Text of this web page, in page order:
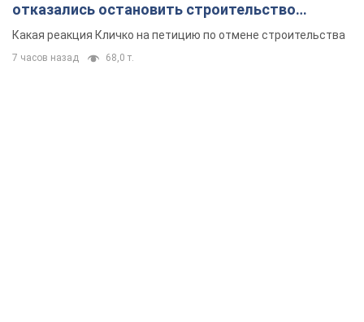
отказались остановить строительство
небоскреба "московского верующего"
Какая реакция Кличко на петицию по отмене строительства
7 часов назад 68,0 т.